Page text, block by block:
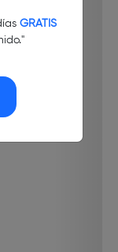
GRATIS